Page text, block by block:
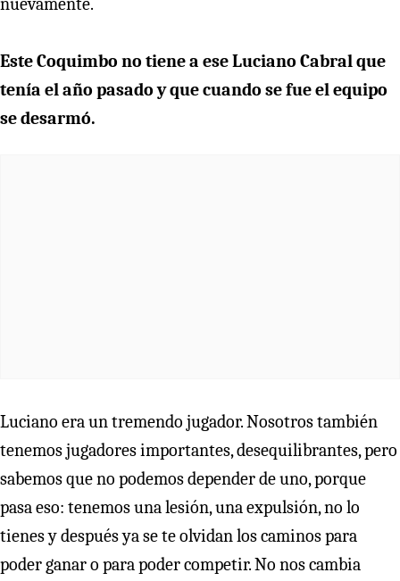
Este Coquimbo no tiene a ese Luciano Cabral que
tenía el año pasado y que cuando se fue el equipo
se desarmó.
Luciano era un tremendo jugador. Nosotros también
tenemos jugadores importantes, desequilibrantes, pero
sabemos que no podemos depender de uno, porque
pasa eso: tenemos una lesión, una expulsión, no lo
tienes y después ya se te olvidan los caminos para
poder ganar o para poder competir. No nos cambia